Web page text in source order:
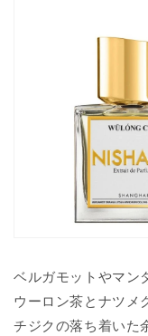
ベルガモットやマン
ウーロン茶とナツメ
チジクの落ち着いた